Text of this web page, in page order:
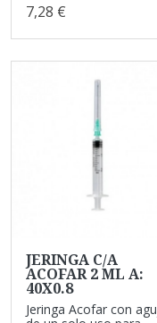
7,28 €
JERINGA C/A
ACOFAR 2 ML A:
40X0.8
Jeringa Acofar con